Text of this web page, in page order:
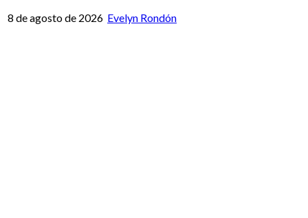
8 de agosto de 2026 Evelyn Rondón